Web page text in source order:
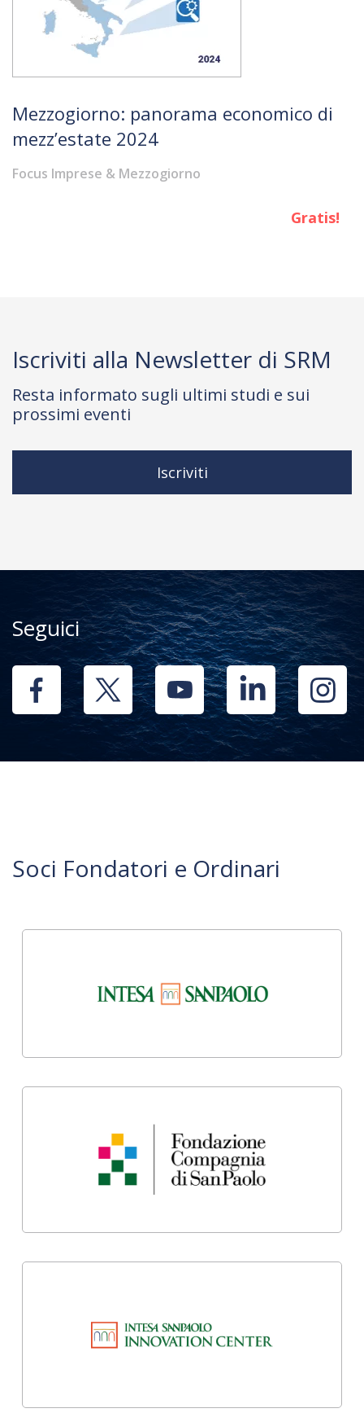
Mezzogiorno: panorama economico di
mezz’estate 2024
Focus Imprese & Mezzogiorno
Gratis!
Iscriviti alla Newsletter di SRM
Resta informato sugli ultimi studi e sui
prossimi eventi
Iscriviti
Seguici
Soci Fondatori e Ordinari